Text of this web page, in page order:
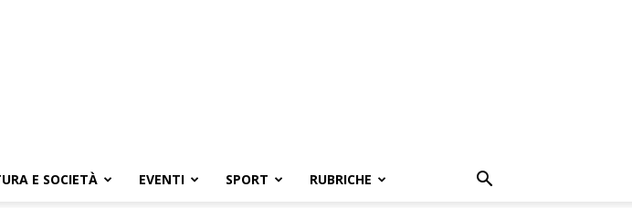
E SOCIETÀ EVENTI SPORT RUBRICHE